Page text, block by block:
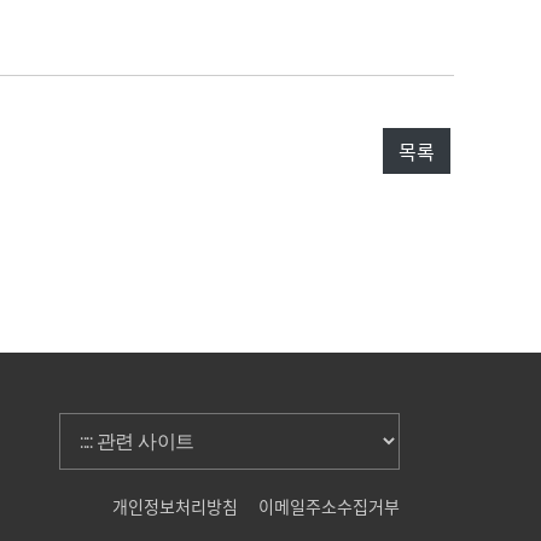
목록
개인정보처리방침 이메일주소수집거부